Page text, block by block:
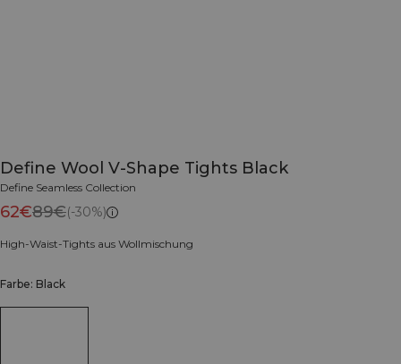
Define Wool V-Shape Tights Black
Define Seamless Collection
62€89€(-30%)
High-Waist-Tights aus Wollmischung
Farbe: Black